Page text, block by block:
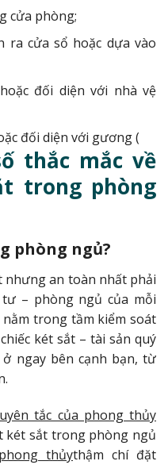
cửa phòng;
ra cửa sổ hoặc dựa vào
đối diện với nhà vệ
đối diện với gương (
thắc mắc về
trong phòng
phòng ngủ?
nhưng an toàn nhất phải
– phòng ngủ của mỗi
trong tầm kiểm soát
két sắt – tài sản quý
ngay bên cạnh bạn, từ
tắc của phong thủy
két sắt trong phòng ngủ
thủythậm chí đặt